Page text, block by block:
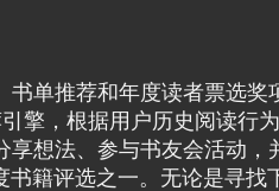
单推荐和年度读者票选奖
擎，根据用户历史阅读行
想法、参与书友会活动，
籍评选之一。无论是寻找